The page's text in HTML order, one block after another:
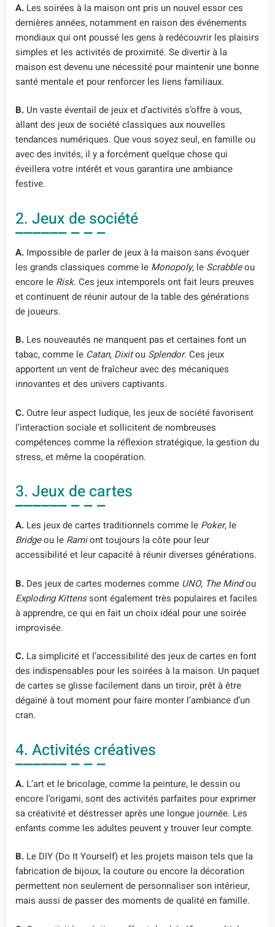
A. Les soirées à la maison ont pris un nouvel essor ces
dernières années, notamment en raison des événements
mondiaux qui ont poussé les gens à redécouvrir les plaisirs
simples et les activités de proximité. Se divertir à la
maison est devenu une nécessité pour maintenir une bonne
santé mentale et pour renforcer les liens familiaux.
B. Un vaste éventail de jeux et d’activités s’offre à vous,
allant des jeux de société classiques aux nouvelles
tendances numériques. Que vous soyez seul, en famille ou
avec des invités, il y a forcément quelque chose qui
éveillera votre intérêt et vous garantira une ambiance
festive.
2. Jeux de société
A. Impossible de parler de jeux à la maison sans évoquer
les grands classiques comme le Monopoly, le Scrabbleou
encore le Risk. Ces jeux intemporels ont fait leurs preuves
et continuent de réunir autour de la table des générations
de joueurs.
B. Les nouveautés ne manquent pas et certaines font un
tabac, comme le Catan, Dixitou Splendor. Ces jeux
apportent un vent de fraîcheur avec des mécaniques
innovantes et des univers captivants.
C.Outre leur aspect ludique, les jeux de société favorisent
l’interaction sociale et sollicitent de nombreuses
compétences comme la réflexion stratégique, la gestion du
stress, et même la coopération.
3. Jeux de cartes
A. Les jeux de cartes traditionnels comme le Poker, le
Bridgeou le Ramiont toujours la côte pour leur
accessibilité et leur capacité à réunir diverses générations.
B. Des jeux de cartes modernes comme UNO, The Mindou
Exploding Kittenssont également très populaires et faciles
à apprendre, ce qui en fait un choix idéal pour une soirée
improvisée.
C. La simplicité et l’accessibilité des jeux de cartes en font
des indispensables pour les soirées à la maison. Un paquet
de cartes se glisse facilement dans un tiroir, prêt à être
dégainé à tout moment pour faire monter l’ambiance d’un
cran.
4. Activités créatives
A. L’art et le bricolage, comme la peinture, le dessin ou
encore l’origami, sont des activités parfaites pour exprimer
sa créativité et déstresser après une longue journée. Les
enfants comme les adultes peuvent y trouver leur compte.
B. Le DIY (Do It Yourself) et les projets maison tels que la
fabrication de bijoux, la couture ou encore la décoration
permettent non seulement de personnaliser son intérieur,
mais aussi de passer des moments de qualité en famille.